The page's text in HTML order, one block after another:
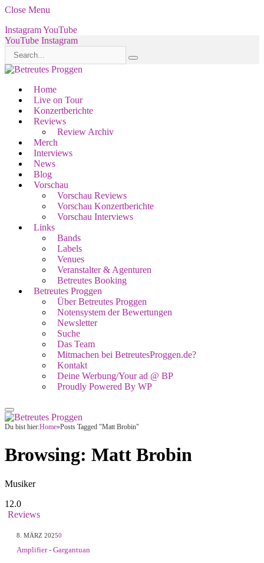
Close Menu
InstagramYouTube
YouTube Instagram
Home
Live on Tour
Konzertberichte
Reviews
Review Archiv
Merch
Interviews
News
Blog
Vorschau
Vorschau Reviews
Vorschau Konzertberichte
Vorschau Interviews
Links
Bands
Labels
Venues
Veranstalter & Agenturen
Betreutes Booking
Betreutes Proggen
Über Betreutes Proggen
Notensystem der Bewertungen
Newsletter
Suche
Das Team
Mitmachen bei BetreutesProggen.de?
Kontakt
Deine Werbung/Your ad @ BP
Proudly Powered By WP
Du bist hier:Home»Posts Tagged "Matt Brobin"
Browsing: Matt Brobin
Musiker
12.0
Reviews
8. MÄRZ 20250
Amplifier - Gargantuan